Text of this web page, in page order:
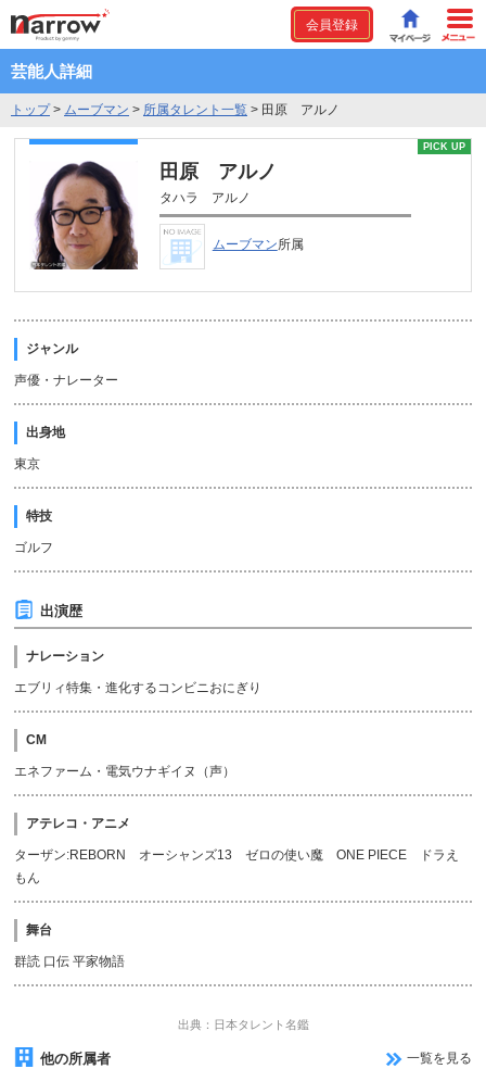
会員登録
芸能人詳細
トップ> ムーブマン > 所属タレント一覧 > 田原 アルノ
PICK UP
田原 アルノ
タハラ アルノ
ムーブマン所属
ジャンル
声優・ナレーター
出身地
東京
特技
ゴルフ
出演歴
ナレーション
エブリィ特集・進化するコンビニおにぎり
CM
エネファーム・電気ウナギイヌ（声）
アテレコ・アニメ
ターザン:REBORN オーシャンズ13 ゼロの使い魔 ONE PIECE ドラえ
もん
舞台
群読 口伝 平家物語
出典：日本タレント名鑑
他の所属者 一覧を見る